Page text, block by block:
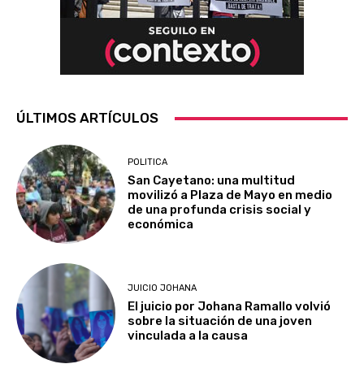
ÚLTIMOS ARTÍCULOS
POLITICA
San Cayetano: una multitud
movilizó a Plaza de Mayo en medio
de una profunda crisis social y
económica
JUICIO JOHANA
El juicio por Johana Ramallo volvió
sobre la situación de una joven
vinculada a la causa